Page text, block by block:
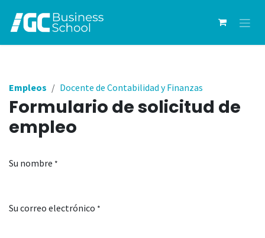
Empleos Docente de Contabilidad y Finanzas
Formulario de solicitud de
empleo
Su nombre *
Su correo electrónico *